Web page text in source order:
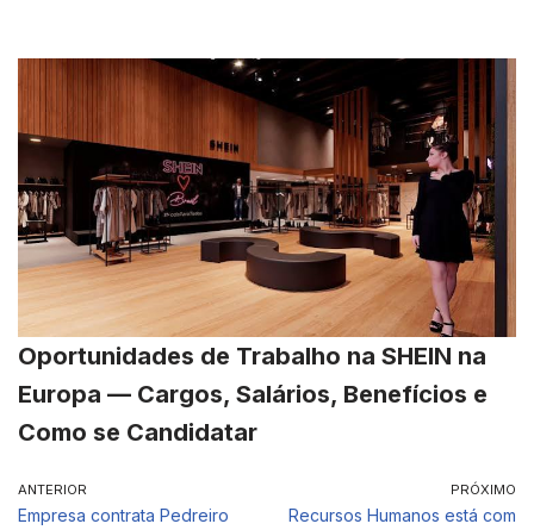
Oportunidades de Trabalho na SHEIN na
Europa — Cargos, Salários, Benefícios e
Como se Candidatar
ANTERIOR
Empresa contrata Pedreiro
PRÓXIMO
Recursos Humanos está com